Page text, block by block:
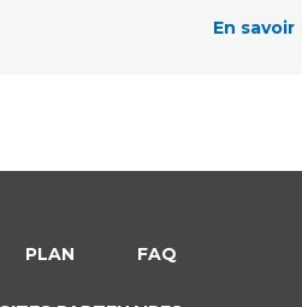
En savoir
PLAN FAQ